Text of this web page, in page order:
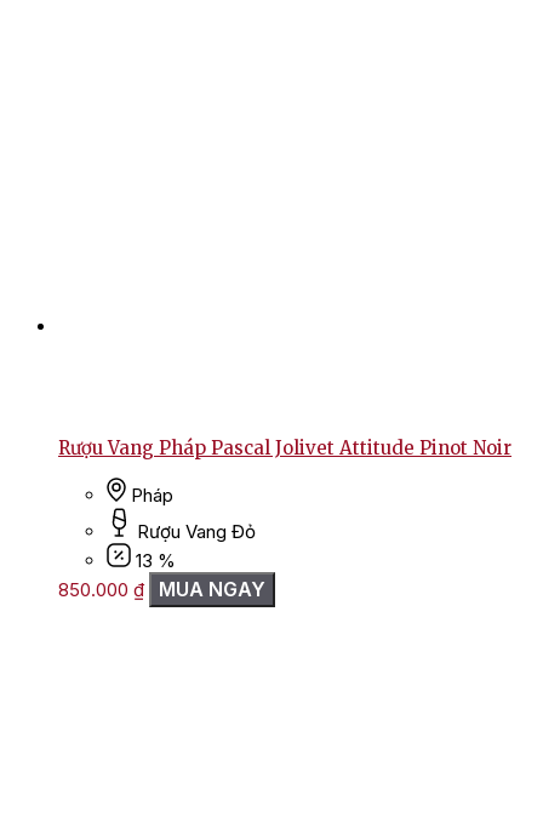
Rượu Vang Pháp Pascal Jolivet Attitude Pinot Noir
Pháp
Rượu Vang Đỏ
13 %
850.000 ₫ MUA NGAY